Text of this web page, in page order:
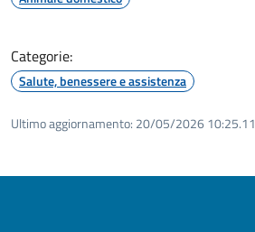
Categorie:
Salute, benessere e assistenza
Ultimo aggiornamento: 20/05/2026 10:25.11